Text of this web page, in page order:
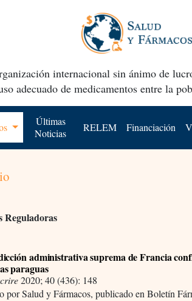
internacional sin ánimo de
adecuado de medicamentos entre la
Últimas
Noticias
RELEM Financiación
Reguladoras
administrativa suprema de Francia
paraguas
2020; 40 (436): 148
por Salud y Fármacos, publicado en Boletín